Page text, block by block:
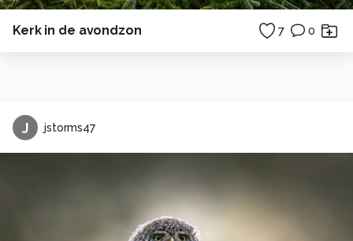
Kerk in de avondzon 7 0
J jstorms47